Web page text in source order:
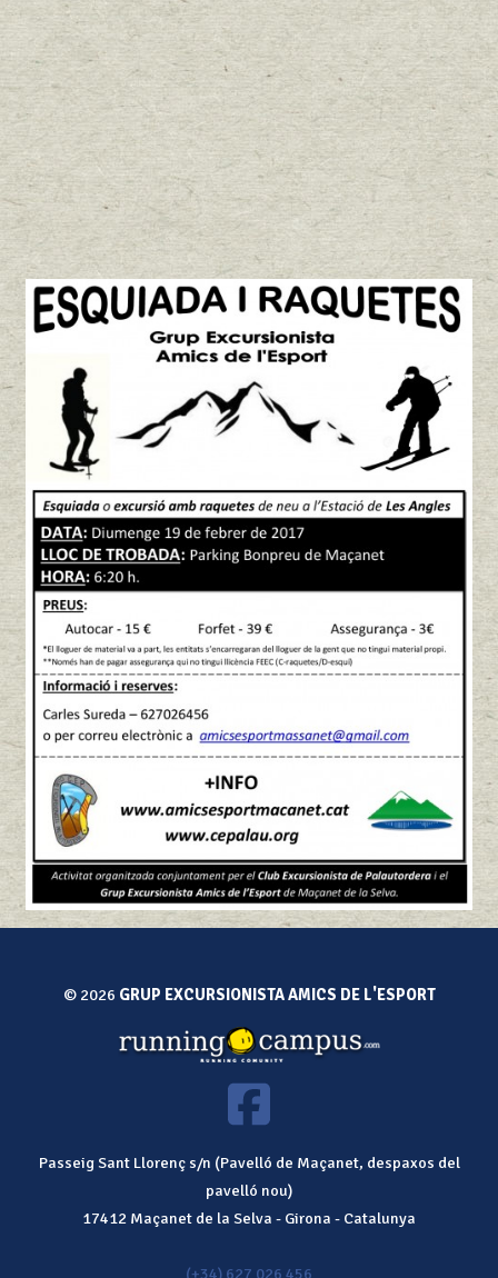
© 2026 GRUP EXCURSIONISTA AMICS DE L'ESPORT
Passeig Sant Llorenç s/n (Pavelló de Maçanet, despaxos del
pavelló nou)
17412 Maçanet de la Selva - Girona - Catalunya
(+34) 627 026 456